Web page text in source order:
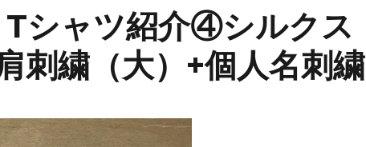
シャツ紹介④シルクス
繍（大）+個人名刺繍